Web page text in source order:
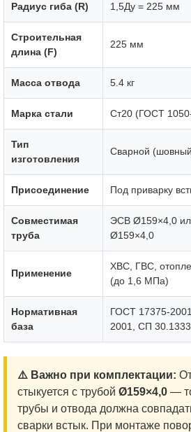
Радиус гиба (R) 1,5Ду = 225 мм
Строительная
длина (F)
225 мм
Масса отвода 5.4 кг
Марка стали Ст20 (ГОСТ
Тип
изготовления
Сварной
Присоединение Под приварку
Совместимая
труба
ЭСВ Ø159×4,0
Ø159×4,0
Применение
ХВС, ГВС,
(до 1,6 МПа)
Нормативная
база
ГОСТ 17375-
2001, СП
⚠️ Важно при комплектации:
стыкуется с трубой Ø159×4,0 —
трубы и отвода должна
сварки встык. При монтаже